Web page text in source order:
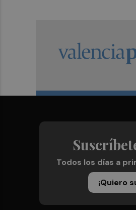
Todos los días a
¡Quiero